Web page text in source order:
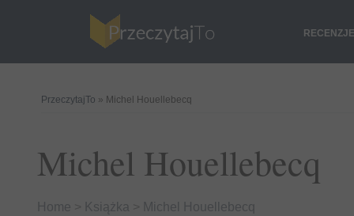
RECENZJE
PrzeczytajTo » Michel Houellebecq
Michel Houellebecq
Home Książka Michel Houellebecq